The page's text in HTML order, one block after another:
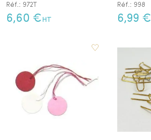
Réf.: 972T
6,60 € HT
Réf.: 998
6,99 €